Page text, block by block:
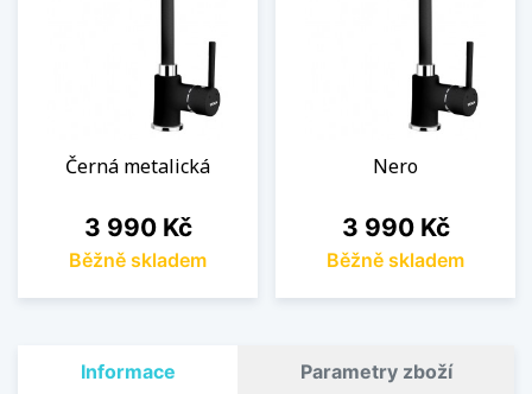
Černá metalická
Cena
3 990 Kč
Běžně skladem
Nero
Cena
3 990 Kč
Běžně skladem
Informace Parametry zboží